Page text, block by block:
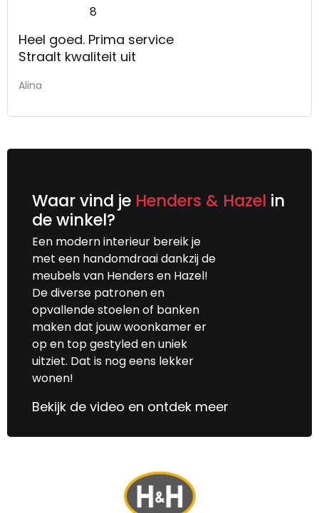
8
Heel goed. Prima service
Straalt kwaliteit uit
Alina
Waar vind je Henders & Hazel in
de winkel?
Een modern interieur bereik je
met een handomdraai dankzij de
meubels van Henders en Hazel!
De diverse patronen en
opvallende stoelen of banken
maken dat jouw woonkamer er
op en top gestyled en uniek
uitziet. Dat is nog eens lekker
wonen!
Bekijk de video en ontdek meer